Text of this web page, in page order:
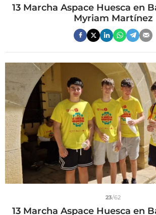
13 Marcha Aspace Huesca en
Myriam Martínez
23/62
13 Marcha Aspace Huesca en